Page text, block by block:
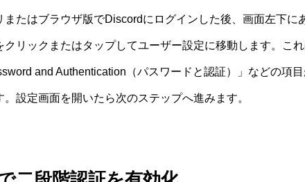
またはブラウザ版でDiscordにログインした後、画面左下に
クリックまたはタップしてユーザー設定に移動します。こ
and Authentication（パスワードと認証）」などの項
設定画面を開いたら次のステップへ進みます。